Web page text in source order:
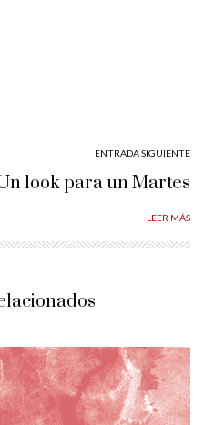
ENTRADA SIGUIENTE
look para un Martes
LEER MÁS